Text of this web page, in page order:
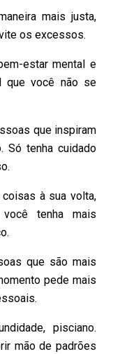
mais justa,
os excessos.
estar mental e
que você não se
que inspiram
Só tenha cuidado
à sua volta,
você tenha mais
que são mais
pede mais
pisciano.
mão de padrões